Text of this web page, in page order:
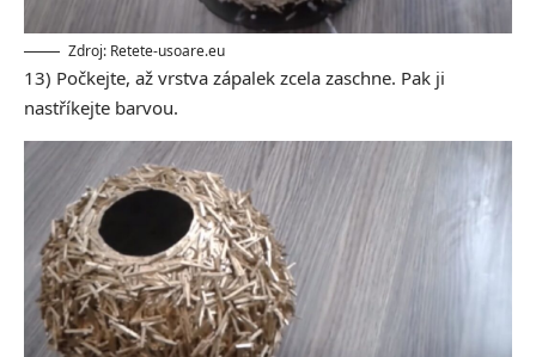
Zdroj: Retete-usoare.eu
13) Počkejte, až vrstva zápalek zcela zaschne. Pak ji
nastříkejte barvou.